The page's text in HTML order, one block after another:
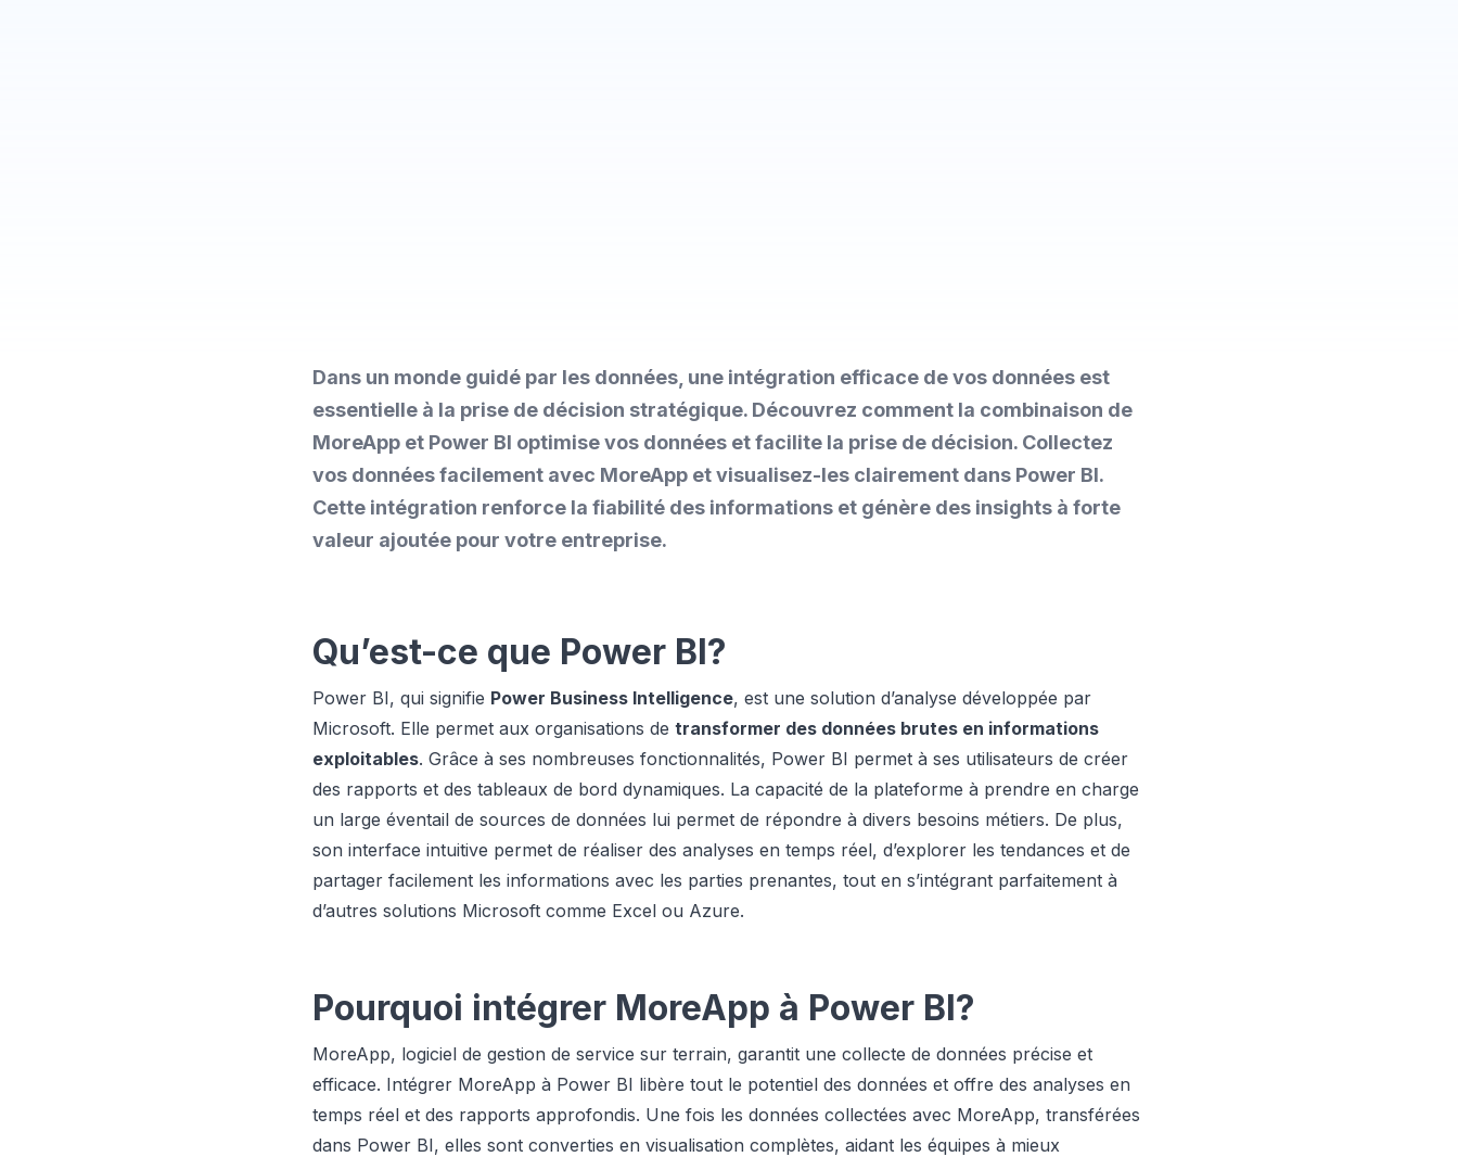
Dans un monde guidé par les données, une intégration efficace de vos données est
essentielle à la prise de décision stratégique. Découvrez comment la combinaison de
MoreApp et Power BI optimise vos données et facilite la prise de décision. Collectez
vos données facilement avec MoreApp et visualisez-les clairement dans Power BI.
Cette intégration renforce la fiabilité des informations et génère des insights à forte
valeur ajoutée pour votre entreprise.
Qu’est-ce que Power BI?
Power BI, qui signifie Power Business Intelligence, est une solution d’analyse développée par
Microsoft. Elle permet aux organisations de transformer des données brutes en informations
exploitables. Grâce à ses nombreuses fonctionnalités, Power BI permet à ses utilisateurs de créer
des rapports et des tableaux de bord dynamiques. La capacité de la plateforme à prendre en charge
un large éventail de sources de données lui permet de répondre à divers besoins métiers. De plus,
son interface intuitive permet de réaliser des analyses en temps réel, d’explorer les tendances et de
partager facilement les informations avec les parties prenantes, tout en s’intégrant parfaitement à
d’autres solutions Microsoft comme Excel ou Azure.
Pourquoi intégrer MoreApp à Power BI?
MoreApp, logiciel de gestion de service sur terrain, garantit une collecte de données précise et
efficace. Intégrer MoreApp à Power BI libère tout le potentiel des données et offre des analyses en
temps réel et des rapports approfondis. Une fois les données collectées avec MoreApp, transférées
dans Power BI, elles sont converties en visualisation complètes, aidant les équipes à mieux